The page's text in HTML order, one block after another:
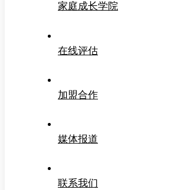
家庭成长学院
在线评估
加盟合作
媒体报道
联系我们